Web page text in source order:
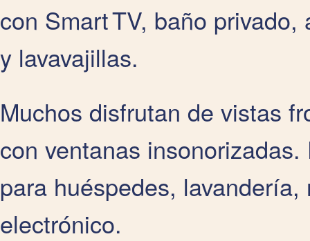
con Smart TV, baño
y lavavajillas.
Muchos disfrutan de vistas
con ventanas
para huéspedes, lavandería,
electrónico.